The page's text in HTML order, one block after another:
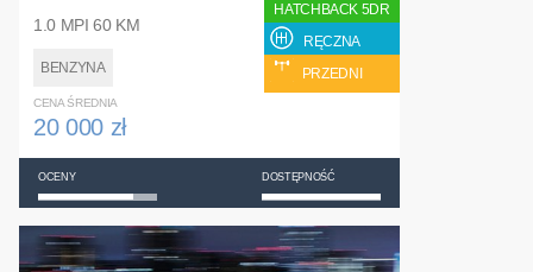
1.0 MPI 60 KM
BENZYNA
HATCHBACK 5DR
RĘCZNA
PRZEDNI
CENA ŚREDNIA
20 000 zł
OCENY DOSTĘPNOŚĆ